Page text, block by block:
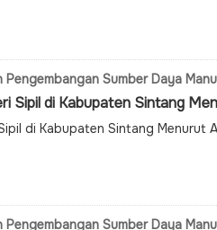
Sumber Daya
Sipil di Kabupaten Sintang
di Kabupaten Sintang Menurut
Sumber Daya